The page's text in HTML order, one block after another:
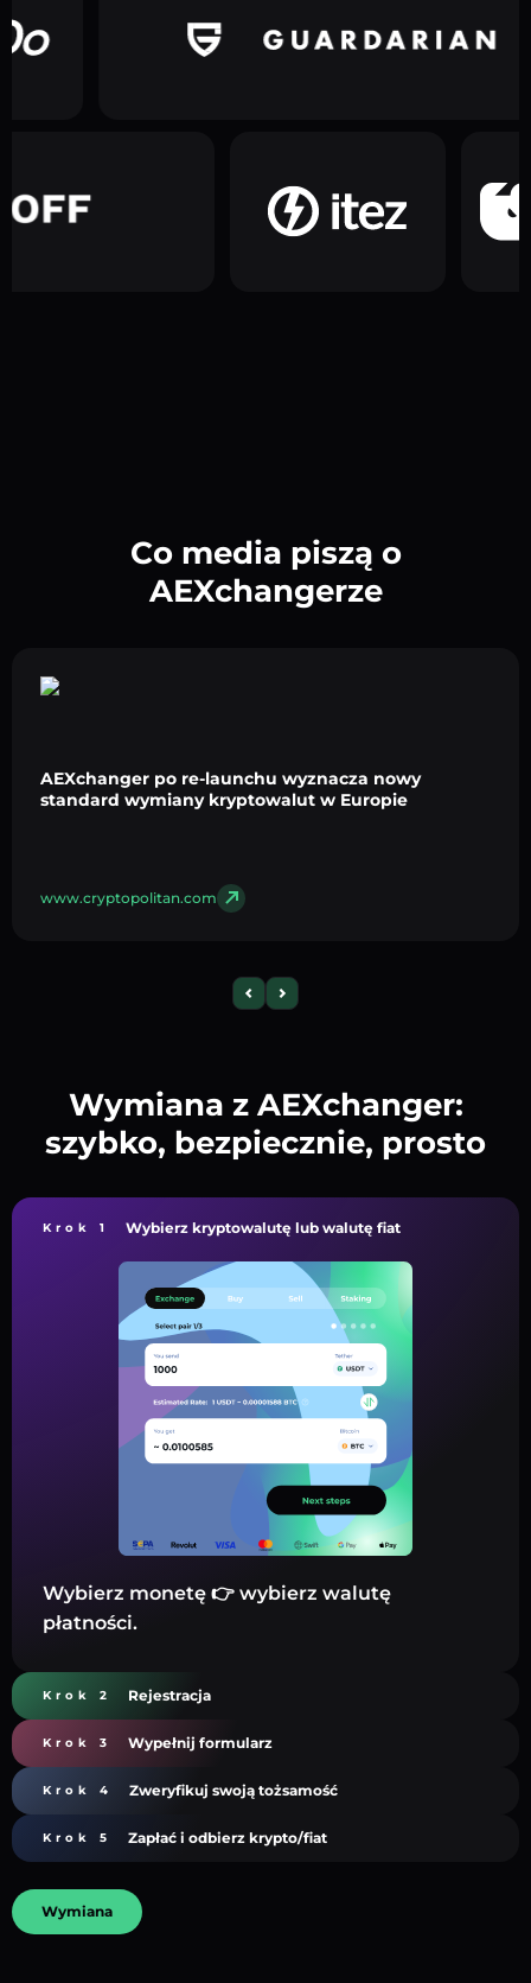
Co media piszą o
AEXchangerze
AEXchanger po re-launchu wyznacza nowy
standard wymiany kryptowalut w Europie
www.cryptopolitan.com
Wymiana z AEXchanger:
szybko, bezpiecznie, prosto
Krok 1 Wybierz kryptowalutę lub walutę fiat
Wybierz monetę 👉 wybierz walutę
płatności.
Krok 2 Rejestracja
Krok 3 Wypełnij formularz
Krok 4 Zweryfikuj swoją tożsamość
Krok 5 Zapłać i odbierz krypto/fiat
Wymiana